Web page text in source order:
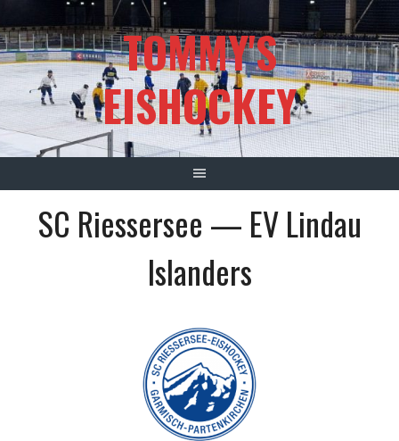
zum
Inhalt
TOMMY'S
EISHOCKEY
SC Riessersee — EV Lindau
Islanders